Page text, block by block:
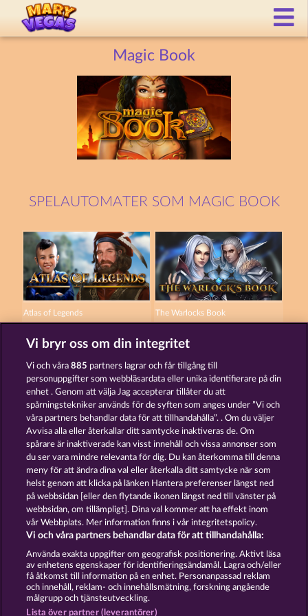
Magic Book
SPELAUTOMATER SOM MAGIC BOOK
Atlas of Legends The Warlocks Book
The black Book of Pirates Jack Potter and the Book of Teos
Användarvillkor Sekretesspolicy Avtryck
Om Företaget FAQ Partnerprogram
Facebook
Skicka in en begäran om att ångra köpet
Vi bryr oss om din integritet
Vi och våra885 partners lagrar och får tillgång till
personuppgifter som webbläsardata eller unika identifierare på din
enhet . Genom att välja Jag accepterar tillåter du att
spårningstekniker används för de syften som anges under ”Vi och
våra partners behandlar data för att tillhandahålla”. . Om du väljer
Avvisa alla eller återkallar ditt samtycke inaktiveras de. Om
spårare är inaktiverade kan visst innehåll och vissa annonser som
du ser vara mindre relevanta för dig. Du kan återkomma till denna
meny för att ändra dina val eller återkalla ditt samtycke när som
helst genom att klicka på länken Hantera preferenser längst ned
på webbsidan [eller den flytande ikonen längst ned till vänster på
webbsidan, om tillämpligt]. Dina val kommer att ha effekt inom
vår Webbplats. Mer information finns i vår integritetspolicy.
Vi och våra partners behandlar data för att tillhandahålla:
Använda exakta uppgifter om geografisk positionering. Aktivt läsa
av enhetens egenskaper för identifieringsändamål. Lagra och/eller
få åtkomst till information på en enhet. Personanpassad reklam
och innehåll, reklam- och innehållsmätning, forskning angående
målgrupp och tjänsteutveckling.
Lista över partner (leverantörer)